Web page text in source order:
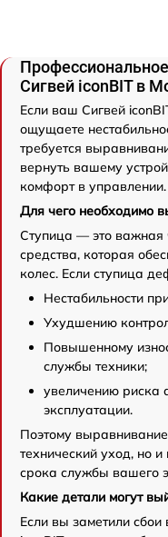
Сигвей iconBIT в
Если ваш Сигвей
ощущаете
требуется
вернуть вашему
комфорт в управлении.
Для чего необходимо
Ступица — это важная
средства, которая
колес. Если ступица
Нестабильности
Ухудшению
Повышенному
службы техники;
увеличению риска
эксплуатации.
Поэтому
технический уход, но
срока службы вашего
Какие детали могут
Если вы заметили сбои